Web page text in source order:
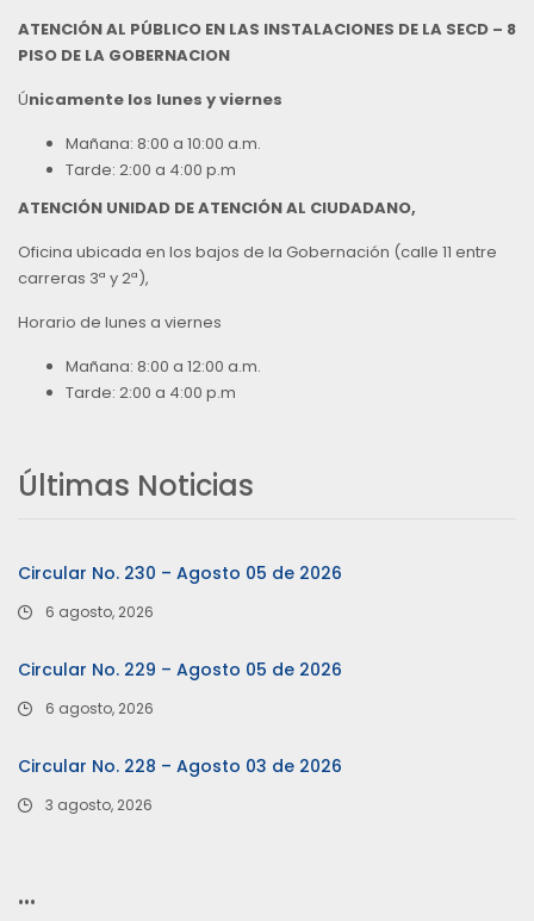
ATENCIÓN AL PÚBLICO EN LAS INSTALACIONES DE LA SECD – 8
PISO DE LA GOBERNACION
Únicamente los lunes y viernes
Mañana: 8:00 a 10:00 a.m.
Tarde: 2:00 a 4:00 p.m
ATENCIÓN UNIDAD DE ATENCIÓN AL CIUDADANO,
Oficina ubicada en los bajos de la Gobernación (calle 11 entre
carreras 3ª y 2ª),
Horario de lunes a viernes
Mañana: 8:00 a 12:00 a.m.
Tarde: 2:00 a 4:00 p.m
Últimas Noticias
Circular No. 230 – Agosto 05 de 2026
6 agosto, 2026
Circular No. 229 – Agosto 05 de 2026
6 agosto, 2026
Circular No. 228 – Agosto 03 de 2026
3 agosto, 2026
…